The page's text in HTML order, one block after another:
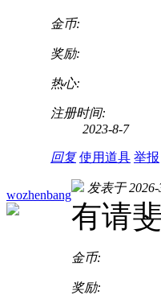
金币:
奖励:
热心:
注册时间:
2023-8-7
回复 使用道具 举报
wozhenbang
发表于
有请
金币:
奖励: